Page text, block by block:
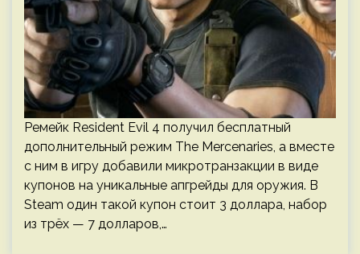
Ремейк Resident Evil 4 получил бесплатный
дополнительный режим The Mercenaries, а вместе
с ним в игру добавили микротранзакции в виде
купонов на уникальные апгрейды для оружия. В
Steam один такой купон стоит 3 доллара, набор
из трёх — 7 долларов,…